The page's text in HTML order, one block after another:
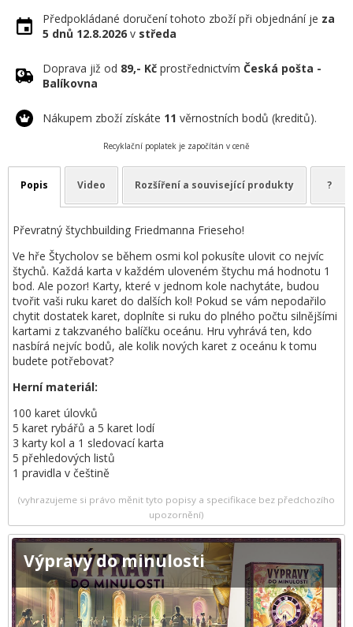
Předpokládané doručení tohoto zboží při objednání je za
5 dnů 12.8.2026 v středa
Doprava již od 89,- Kč prostřednictvím Česká pošta -
Balíkovna
Nákupem zboží získáte 11 věrnostních bodů (kreditů).
Recyklační poplatek je započítán v ceně
Popis Video Rozšíření a související produkty ?
Převratný štychbuilding Friedmanna Frieseho!
Ve hře Štycholov se během osmi kol pokusíte ulovit co nejvíc
štychů. Každá karta v každém uloveném štychu má hodnotu 1
bod. Ale pozor! Karty, které v jednom kole nachytáte, budou
tvořit vaši ruku karet do dalších kol! Pokud se vám nepodařilo
chytit dostatek karet, doplníte si ruku do plného počtu silnějšími
kartami z takzvaného balíčku oceánu. Hru vyhrává ten, kdo
nasbírá nejvíc bodů, ale kolik nových karet z oceánu k tomu
budete potřebovat?
Herní materiál:
100 karet úlovků
5 karet rybářů a 5 karet lodí
3 karty kol a 1 sledovací karta
5 přehledových listů
1 pravidla v češtině
(vyhrazujeme si právo měnit tyto popisy a specifikace bez předchozího
upozornění)
Výpravy do minulosti